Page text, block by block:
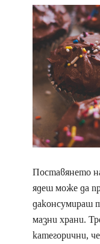
Поставянето
ядеш може да
даконсумираш
мазни храни.
категорични,